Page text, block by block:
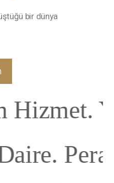
bir dünya